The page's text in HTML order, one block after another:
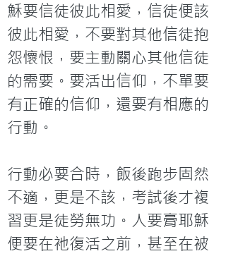
穌要信徒彼此相愛，信徒便該
彼此相愛，不要對其他信徒抱
怨懷恨，要主動關心其他信徒
的需要。要活出信仰，不單要
有正確的信仰，還要有相應的
行動。
行動必要合時，飯後跑步固然
不適，更是不該，考試後才複
習更是徒勞無功。人要膏耶穌
便要在祂復活之前，甚至在被